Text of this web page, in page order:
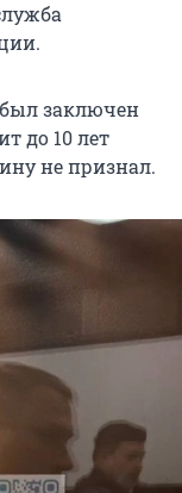
заключен
до 10 лет
не признал.